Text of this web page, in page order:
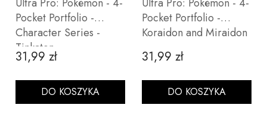
Pocket Portfolio -
Character Series -
Tinkaton
Cena
31,99 zł
DO KOSZYKA
Pocket Portfolio -
Koraidon and Miraidon
Cena
31,99 zł
DO KOSZYKA